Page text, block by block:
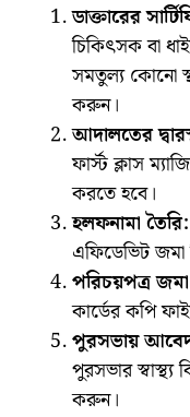
ডাক্তারের
চিকিৎসক বা
সমতুল্য কোনো
করুন।
আদালতের
ফার্স্ট ক্লাস
করতে হবে।
হলফনামা তৈরি:
এফিডেভিট জমা
পরিচয়পত্র
কার্ডের কপি
পুরসভায়
পুরসভার স্বাস্থ্য
করুন।